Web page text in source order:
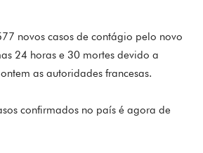
novos casos de contágio pelo novo
24 horas e 30 mortes devido a
as autoridades francesas.
confirmados no país é agora de